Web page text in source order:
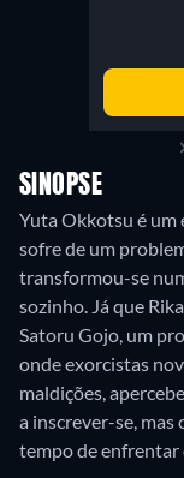
SINOPSE
Yuta Okkotsu é um
sofre de um
transformou-se
sozinho. Já que
Satoru Gojo, um
onde exorcistas
maldições,
a inscrever-se, mas
tempo de enfrentar